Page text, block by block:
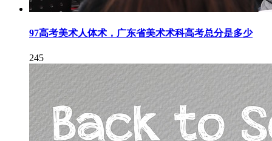
97高考美术人体术，广东省美术术科高考总分是多少
245